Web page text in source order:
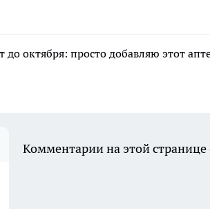
октября: просто добавляю этот
Комментарии на этой